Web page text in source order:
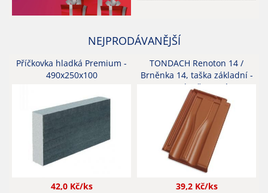
NEJPRODÁVANĚJŠÍ
Příčkovka hladká Premium -
490x250x100
42,0 Kč/ks
TONDACH Renoton 14 /
Brněnka 14, taška základní -
engoba červená
39,2 Kč/ks